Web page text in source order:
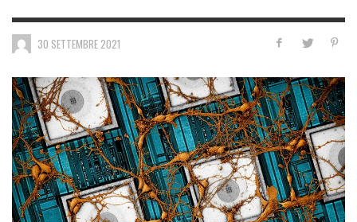
30 SETTEMBRE 2021